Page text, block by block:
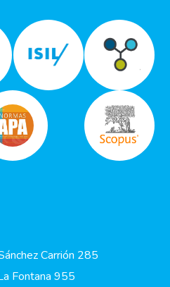
Carrión 285
Fontana 955